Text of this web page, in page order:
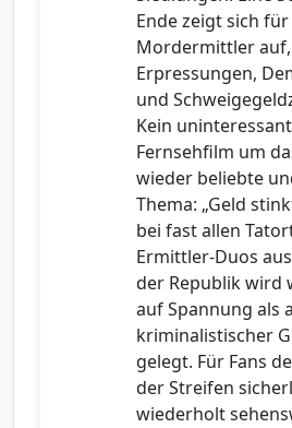
Ende zeigt sich
Mordermittler
Erpressungen,
und
Kein
Fernsehfilm um
wieder beliebte
Thema: „Geld
bei fast allen
Ermittler-Duos
der Republik wird
auf Spannung als
kriminalistischer
gelegt. Für Fans
der Streifen
wiederholt